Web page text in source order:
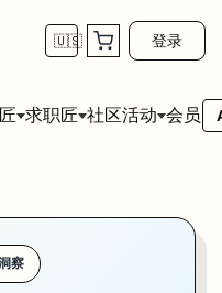
🇺🇸 登录
求职匠 社区活动 会员
平台——你在浏览器里用自然
察